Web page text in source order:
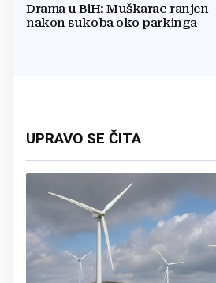
Drama u BiH: Muškarac ranjen
nakon sukoba oko parkinga
UPRAVO SE ČITA